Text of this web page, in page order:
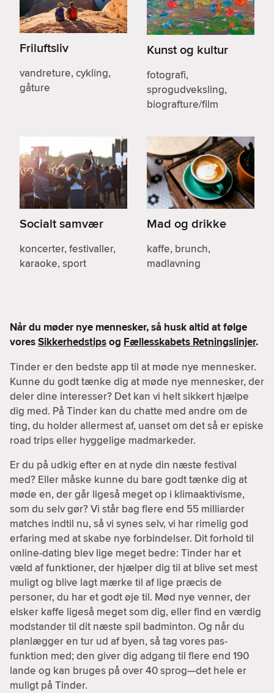
Friluftsliv
vandreture, cykling,
gåture
Kunst og kultur
fotografi,
sprogudveksling,
biografture/film
Socialt samvær
koncerter, festivaller,
karaoke, sport
Mad og drikke
kaffe, brunch,
madlavning
Når du møder nye mennesker, så husk altid at følge
voresSikkerhedstipsog Fællesskabets Retningslinjer.
Tinder er den bedste app til at møde nye mennesker.
Kunne du godt tænke dig at møde nye mennesker, der
deler dine interesser? Det kan vi helt sikkert hjælpe
dig med. På Tinder kan du chatte med andre om de
ting, du holder allermest af, uanset om det så er episke
road trips eller hyggelige madmarkeder.
Er du på udkig efter en at nyde din næste festival
med? Eller måske kunne du bare godt tænke dig at
møde en, der går ligeså meget op i klimaaktivisme,
som du selv gør? Vi står bag flere end 55 milliarder
matches indtil nu, så vi synes selv, vi har rimelig god
erfaring med at skabe nye forbindelser. Dit forhold til
online-dating blev lige meget bedre: Tinder har et
væld af funktioner, der hjælper dig til at blive set mest
muligt og blive lagt mærke til af lige præcis de
personer, du har et godt øje til. Mød nye venner, der
elsker kaffe ligeså meget som dig, eller find en værdig
modstander til dit næste spil badminton. Og når du
planlægger en tur ud af byen, så tag vores pas-
funktion med; den giver dig adgang til flere end 190
lande og kan bruges på over 40 sprog—det hele er
muligt på Tinder.